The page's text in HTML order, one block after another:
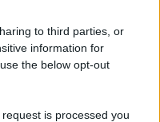
to third parties, or
information for
the below opt-out
is processed you